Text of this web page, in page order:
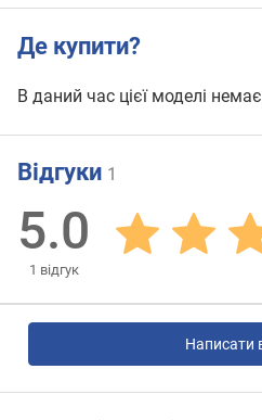
Де купити?
В даний час цієї моделі
Відгуки 1
5.0
1 відгук
Написати